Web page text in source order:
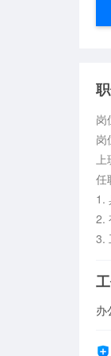
岗
岗
任
1.
2.
3.
办